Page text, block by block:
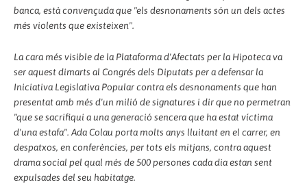
banca, està convençuda que "els desnonaments són un dels actes
més violents que existeixen".
La cara més visible de la Plataforma d'Afectats per la Hipoteca va
ser aquest dimarts al Congrés dels Diputats per a defensar la
Iniciativa Legislativa Popular contra els desnonaments que han
presentat amb més d'un milió de signatures i dir que no permetran
"que se sacrifiqui a una generació sencera que ha estat víctima
d'una estafa". Ada Colau porta molts anys lluitant en el carrer, en
despatxos, en conferències, per tots els mitjans, contra aquest
drama social pel qual més de 500 persones cada dia estan sent
expulsades del seu habitatge.